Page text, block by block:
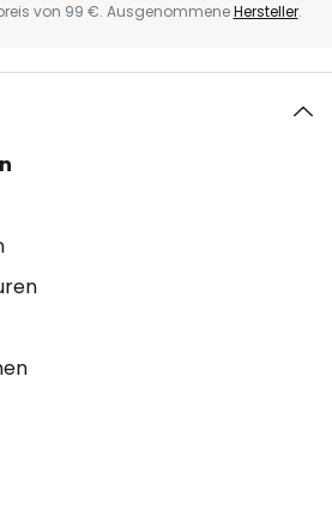
von 99 €. AusgenommeneHersteller.